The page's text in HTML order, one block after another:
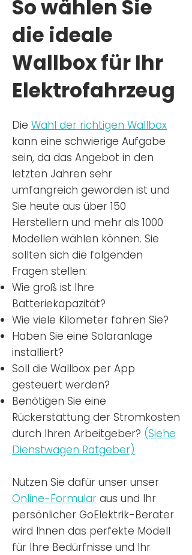
So wählen Sie
die ideale
Wallbox für Ihr
Elektrofahrzeug
Die Wahl der richtigen Wallbox
kann eine schwierige Aufgabe
sein, da das Angebot in den
letzten Jahren sehr
umfangreich geworden ist und
Sie heute aus über 150
Herstellern und mehr als 1000
Modellen wählen können. Sie
sollten sich die folgenden
Fragen stellen:
Wie groß ist Ihre
Batteriekapazität?
Wie viele Kilometer fahren Sie?
Haben Sie eine Solaranlage
installiert?
Soll die Wallbox per App
gesteuert werden?
Benötigen Sie eine
Rückerstattung der Stromkosten
durch Ihren Arbeitgeber? (Siehe
Dienstwagen Ratgeber)
Nutzen Sie dafür unser unser
Online-Formular aus und Ihr
persönlicher GoElektrik-Berater
wird Ihnen das perfekte Modell
für Ihre Bedürfnisse und Ihr